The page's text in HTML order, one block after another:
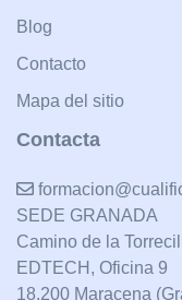
Blog
Contacto
Mapa del sitio
Contacta
SEDE GRANADA
Camino de la
EDTECH, Oficina 9
18.200 Maracena